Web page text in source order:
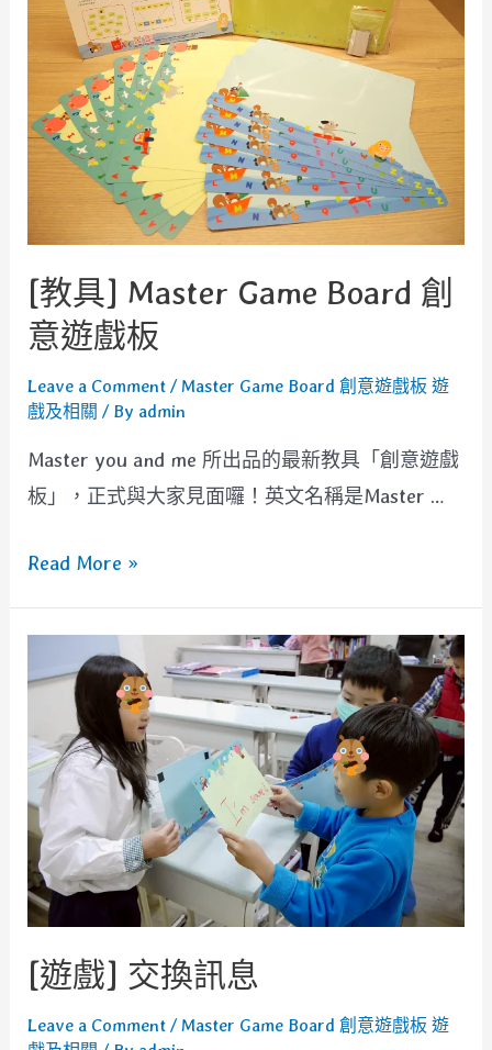
Game
[教具] Master Game Board 創
意遊戲板
Leave a Comment /Master Game Board 創意遊戲板 遊
戲及相關 / By admin
Master you and me 所出品的最新教具「創意遊戲
板」，正式與大家見面囉！英文名稱是Master …
[教
Master
Game
Board
創
意
遊
戲
板
Read More »
[遊戲] 交換訊息
Leave a Comment /Master Game Board 創意遊戲板 遊